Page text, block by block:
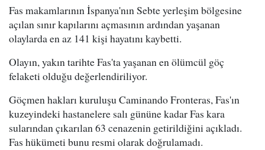
Fas makamlarının İspanya'nın Sebte yerleşim bölgesine
açılan sınır kapılarını açmasının ardından yaşanan
olaylarda en az 141 kişi hayatını kaybetti.
Olayın, yakın tarihte Fas'ta yaşanan en ölümcül göç
felaketi olduğu değerlendiriliyor.
Göçmen hakları kuruluşu Caminando Fronteras, Fas'ın
kuzeyindeki hastanelere salı gününe kadar Fas kara
sularından çıkarılan 63 cenazenin getirildiğini açıkladı.
Fas hükümeti bunu resmi olarak doğrulamadı.